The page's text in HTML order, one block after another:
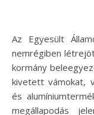
Az Egyesült Államok és az Egyesült Királyság között
nemrégiben
kormány
kivetett vámokat,
és
megállapodás